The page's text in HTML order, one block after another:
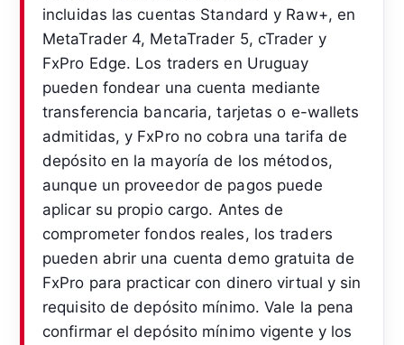
incluidas las cuentas Standard y Raw+, en
MetaTrader 4, MetaTrader 5, cTrader y
FxPro Edge. Los traders en Uruguay
pueden fondear una cuenta mediante
transferencia bancaria, tarjetas o e-wallets
admitidas, y FxPro no cobra una tarifa de
depósito en la mayoría de los métodos,
aunque un proveedor de pagos puede
aplicar su propio cargo. Antes de
comprometer fondos reales, los traders
pueden abrir una cuenta demo gratuita de
FxPro para practicar con dinero virtual y sin
requisito de depósito mínimo. Vale la pena
confirmar el depósito mínimo vigente y los